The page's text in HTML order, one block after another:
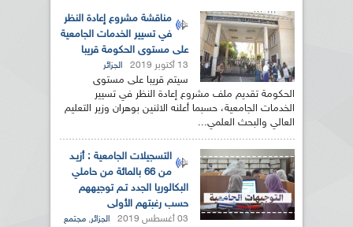
مناقشة مشروع إعادة النظر
في تسيير الخدمات الجامعية
على مستوى الحكومة قريبا
13 أكتوبر 2019 الجزائر
سيتم قريبا على مستوى
الحكومة تقديم ملف مشروع إعادة النظر في تسيير
الخدمات الجامعية، حسبما أعلنه الاثنين بوهران وزير التعليم
العالي والبحث العلمي...
التسجيلات الجامعية : أزيـد
من 66 بالمائة من حاملي
البكالوريا الجدد تـم توجيههم
حسب رغبتهم الأولى
03 أغسطس 2019 الجزائر, مجتمع